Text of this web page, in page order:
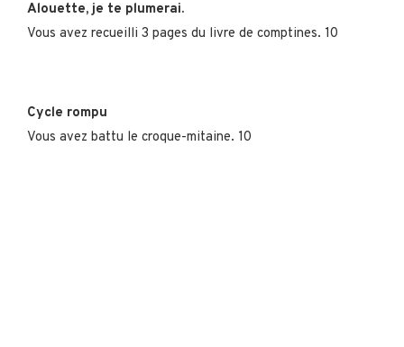
Alouette, je te plumerai.
Vous avez recueilli 3 pages du livre de comptines. 10
Cycle rompu
Vous avez battu le croque-mitaine. 10